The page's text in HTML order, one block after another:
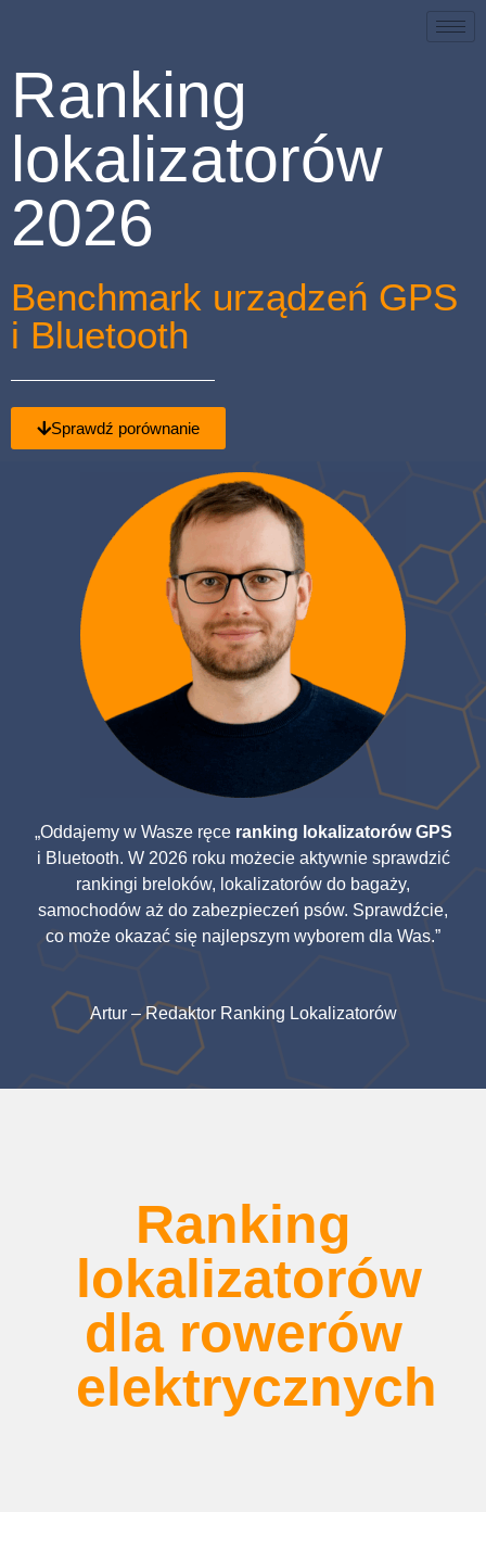
Ranking
lokalizatorów
2026
Benchmark urządzeń GPS
i Bluetooth
Sprawdź porównanie
„Oddajemy w Wasze ręce ranking lokalizatorów GPS
i Bluetooth. W 2026 roku możecie aktywnie sprawdzić
rankingi breloków, lokalizatorów do bagaży,
samochodów aż do zabezpieczeń psów. Sprawdźcie,
co może okazać się najlepszym wyborem dla Was.”
Artur – Redaktor Ranking Lokalizatorów
Ranking
lokalizatorów
dla rowerów
elektrycznych